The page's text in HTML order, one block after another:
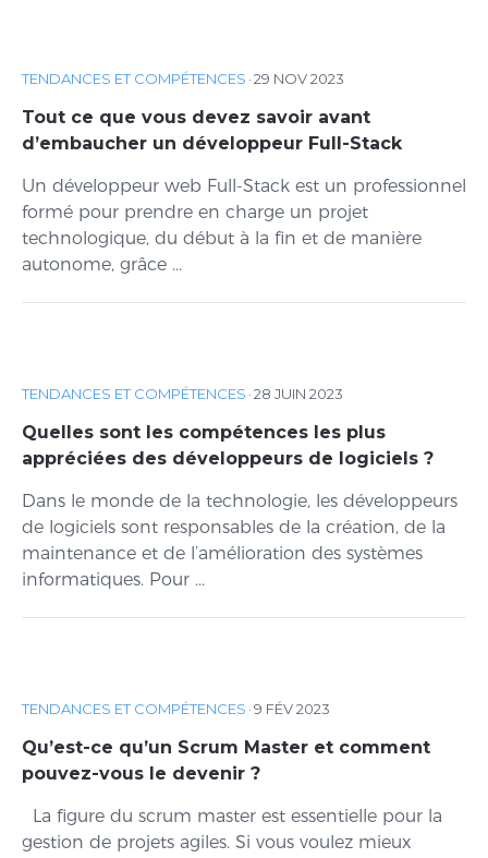
TENDANCES ET COMPÉTENCES ·29 NOV 2023
Tout ce que vous devez savoir avant
d’embaucher un développeur Full-Stack
Un développeur web Full-Stack est un professionnel
formé pour prendre en charge un projet
technologique, du début à la fin et de manière
autonome, grâce ...
TENDANCES ET COMPÉTENCES ·28 JUIN 2023
Quelles sont les compétences les plus
appréciées des développeurs de logiciels ?
Dans le monde de la technologie, les développeurs
de logiciels sont responsables de la création, de la
maintenance et de l’amélioration des systèmes
informatiques. Pour ...
TENDANCES ET COMPÉTENCES ·9 FÉV 2023
Qu’est-ce qu’un Scrum Master et comment
pouvez-vous le devenir ?
La figure du scrum master est essentielle pour la
gestion de projets agiles. Si vous voulez mieux